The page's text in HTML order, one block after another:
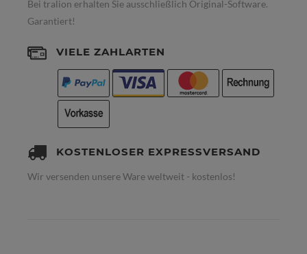
Bei tralion erhalten Sie ausschließlich Original-Software.
Garantiert!
VIELE ZAHLARTEN
KOSTENLOSER EXPRESSVERSAND
Wir versenden unsere Ware weltweit - kostenlos!